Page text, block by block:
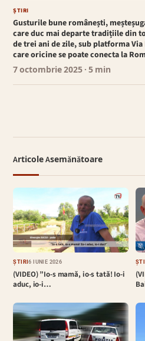
ȘTIRI
Gusturile bune românești,
care duc mai departe tradițiile din
de trei ani de zile, sub platforma
care oricine se poate conecta la
7 octombrie 2025 · 5 min
Articole Asemănătoare
ȘTIRI6 IUNIE 2026
(VIDEO) ”Io-s mamă, io-s tată! Io-i
aduc, io-i…